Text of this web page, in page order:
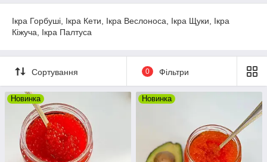
Ікра Горбуші, Ікра Кети, Ікра Веслоноса, Ікра Щуки, Ікра
Кіжуча, Ікра Палтуса
Сортування 0 Фільтри
Новинка Новинка